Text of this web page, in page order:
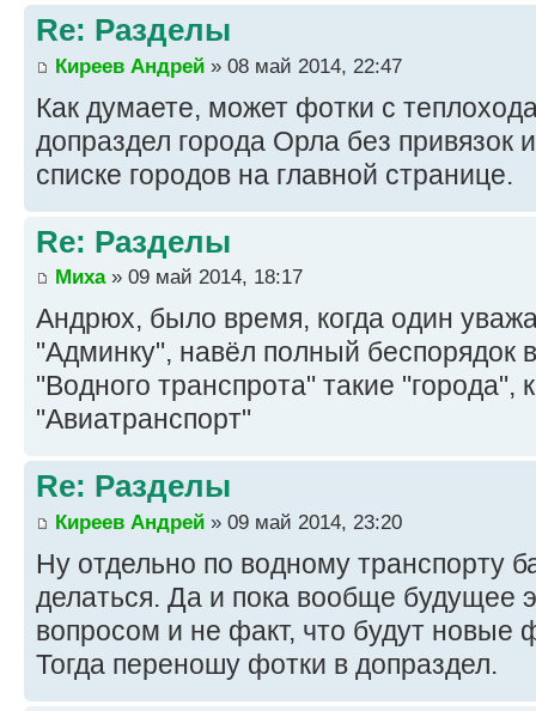
Re: Разделы
Киреев Андрей » 08 май 2014, 22:47
Как думаете, может фотки с
допраздел города Орла без
списке городов на главной странице.
Re: Разделы
Миха» 09 май 2014, 18:17
Андрюх, было время, когда один
"Админку", навёл полный беспорядок
"Водного транспрота" такие "города",
"Авиатранспорт"
Re: Разделы
Киреев Андрей » 09 май 2014, 23:20
Ну отдельно по водному транспорту
делаться. Да и пока вообще будущее
вопросом и не факт, что будут новые
Тогда переношу фотки в допраздел.